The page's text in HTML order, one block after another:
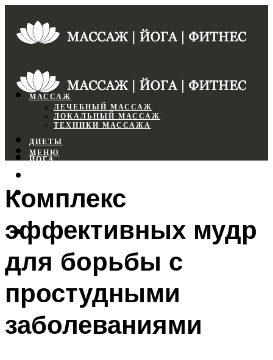
МАССАЖ
ЛЕЧЕБНЫЙ МАССАЖ
ЛОКАЛЬНЫЙ МАССАЖ
ТЕХНИКИ МАССАЖА
ДИЕТЫ
ЙОГА
ФИТНЕС
МЕНЮ
МЕНЮ
Комплекс
эффективных мудр
для борьбы с
простудными
заболеваниями